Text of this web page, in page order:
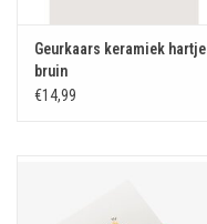
Geurkaars keramiek hartje
bruin
€14,99